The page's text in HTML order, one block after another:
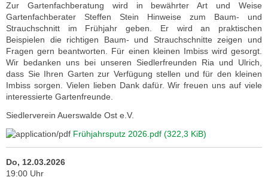
Zur Gartenfachberatung wird in bewährter Art und Weise
Gartenfachberater Steffen Stein Hinweise zum Baum- und
Strauchschnitt im Frühjahr geben. Er wird an praktischen
Beispielen die richtigen Baum- und Strauchschnitte zeigen und
Fragen gern beantworten. Für einen kleinen Imbiss wird gesorgt.
Wir bedanken uns bei unseren Siedlerfreunden Ria und Ulrich,
dass Sie Ihren Garten zur Verfügung stellen und für den kleinen
Imbiss sorgen. Vielen lieben Dank dafür. Wir freuen uns auf viele
interessierte Gartenfreunde.
Siedlerverein Auerswalde Ost e.V.
Frühjahrsputz 2026.pdf (322,3 KiB)
Do, 12.03.2026
19:00 Uhr